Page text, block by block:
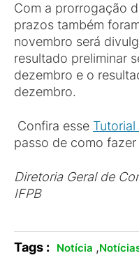
Com a prorrogação
prazos também
novembro será
resultado preliminar
dezembro e o
dezembro.
Confira esse
passo de como fazer
Diretoria Geral de
IFPB
Tags : Notícia ,